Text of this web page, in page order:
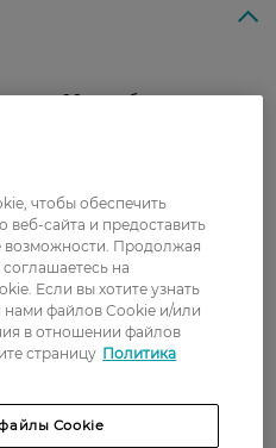
- 99 грн, бесплатно
грн, бесплатная
Watsons
0 грн
больше
чтобы обеспечить
веб-сайта и предоставить
возможности. Продолжая
на
Если вы хотите узнать
файлов Cookie и/или
в отношении файлов
страницу Политика
Cookie